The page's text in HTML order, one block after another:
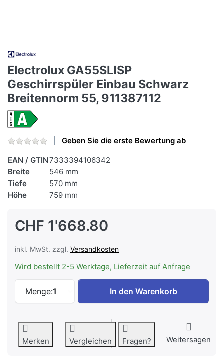
Electrolux GA55SLISP
Geschirrspüler Einbau Schwarz
Breitennorm 55, 911387112
Geben Sie die erste Bewertung ab
EAN / GTIN7333394106342
Breite
546 mm
Tiefe
570 mm
Höhe
759 mm
CHF 1'668.80
inkl. MwSt. zzgl. Versandkosten
Wird bestellt 2-5 Werktage, Lieferzeit auf Anfrage
Menge:1
Electrolux GA55SLISP Geschirrspüler
In den Warenkorb
Merken Vergleichen Fragen? Weitersagen